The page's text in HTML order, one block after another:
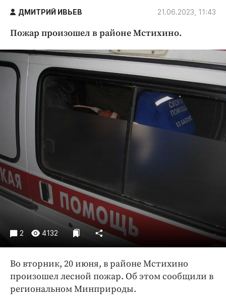
Народные новости
Благоустройство
Криминал
Культура
Недвижимость и ЖКХ
Образование
Общество
Происшествия
Спорт
Экономика и бизнес
ПРОЕКТЫ
Блоги
Издания
Медиаперсона
Интересное чтиво
Клиника года
ДМИТРИЙ ИВЬЕВ 21.06.2023, 11:43
Пожар произошел в районе Мстихино.
2 4132
Во вторник, 20 июня, в районе Мстихино
произошел лесной пожар. Об этом сообщили в
региональном Минприроды.